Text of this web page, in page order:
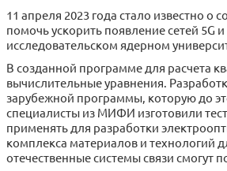
11 апреля 2023 года стало известно
помочь ускорить появление сетей 5G
исследовательском ядерном
В созданной программе для расчета
вычислительные уравнения.
зарубежной программы, которую до
специалисты из МИФИ изготовили
применять для разработки
комплекса материалов и технологий
отечественные системы связи смогут